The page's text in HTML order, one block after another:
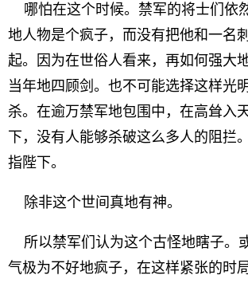
哪怕在这个时候。禁军的将士们依
地人物是个疯子，而没有把他和一名
起。因为在世俗人看来，再如何强大
当年地四顾剑。也不可能选择这样光
杀。在逾万禁军地包围中，在高耸入
下，没有人能够杀破这么多人的阻拦
指陛下。
除非这个世间真地有神。
所以禁军们认为这个古怪地瞎子。
气极为不好地疯子，在这样紧张的时